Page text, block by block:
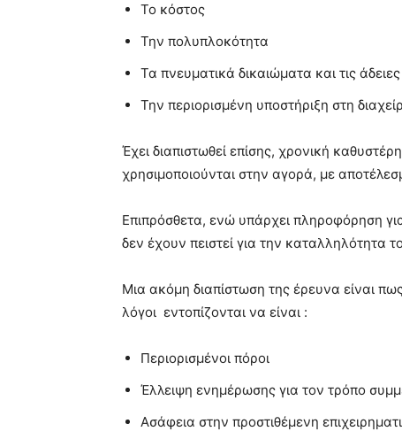
Το κόστος
Την πολυπλοκότητα
Τα πνευματικά δικαιώματα και τις
Την περιορισμένη υποστήριξη στη
Έχει διαπιστωθεί επίσης, χρονική
χρησιμοποιούνται στην αγορά, με
Επιπρόσθετα, ενώ υπάρχει πληροφόρηση
δεν έχουν πειστεί για την καταλληλότητα
Μια ακόμη διαπίστωση της έρευνα είναι
λόγοι εντοπίζονται να είναι :
Περιορισμένοι πόροι
Έλλειψη ενημέρωσης για τον τρόπο
Ασάφεια στην προστιθέμενη